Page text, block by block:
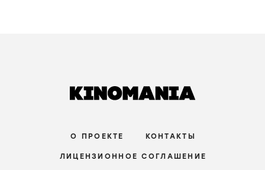
О ПРОЕКТЕ КОНТАКТЫ
ЛИЦЕНЗИОННОЕ СОГЛАШЕНИЕ